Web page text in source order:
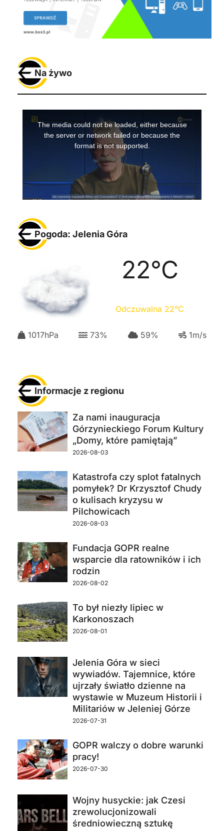
Na żywo
Pogoda: Jelenia Góra
22°C
Odczuwalna 22°C
1017hPa 73% 59% 1m/s
Informacje z regionu
Za nami inauguracja
Górzynieckiego Forum Kultury
„Domy, które pamiętają”
2026-08-03
Katastrofa czy splot fatalnych
pomyłek? Dr Krzysztof Chudy
o kulisach kryzysu w
Pilchowicach
2026-08-03
Fundacja GOPR realne
wsparcie dla ratowników i ich
rodzin
2026-08-02
To był niezły lipiec w
Karkonoszach
2026-08-01
Jelenia Góra w sieci
wywiadów. Tajemnice, które
ujrzały światło dzienne na
wystawie w Muzeum Historii i
Militariów w Jeleniej Górze
2026-07-31
GOPR walczy o dobre warunki
pracy!
2026-07-30
Wojny husyckie: jak Czesi
zrewolucjonizowali
średniowieczną sztukę